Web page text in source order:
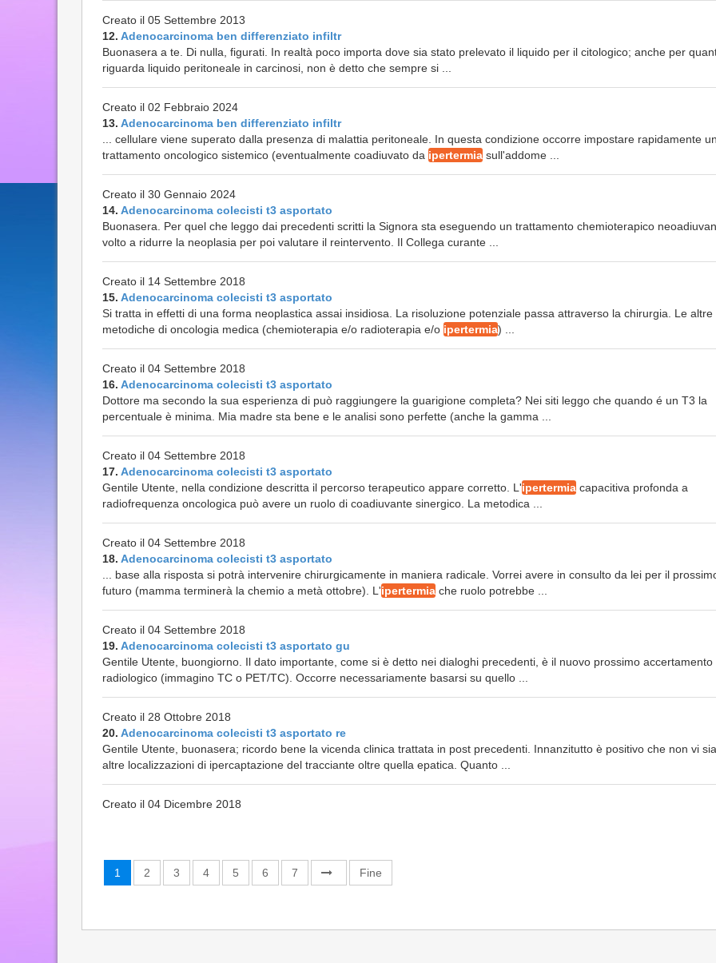
Creato il 05 Settembre 2013
12. Adenocarcinoma ben differenziato infiltr
Buonasera a te. Di nulla, figurati. In realtà poco importa dove sia stato prelevato il liquido per il citologico; anche per
riguarda liquido peritoneale in carcinosi, non è detto che sempre si ...
Creato il 02 Febbraio 2024
13. Adenocarcinoma ben differenziato infiltr
... cellulare viene superato dalla presenza di malattia peritoneale. In questa condizione occorre impostare rapidamente
trattamento oncologico sistemico (eventualmente coadiuvato da ipertermia sull'addome ...
Creato il 30 Gennaio 2024
14. Adenocarcinoma colecisti t3 asportato
Buonasera. Per quel che leggo dai precedenti scritti la Signora sta eseguendo un trattamento chemioterapico
volto a ridurre la neoplasia per poi valutare il reintervento. Il Collega curante ...
Creato il 14 Settembre 2018
15. Adenocarcinoma colecisti t3 asportato
Si tratta in effetti di una forma neoplastica assai insidiosa. La risoluzione potenziale passa attraverso la chirurgia. Le altre
metodiche di oncologia medica (chemioterapia e/o radioterapia e/o ipertermia) ...
Creato il 04 Settembre 2018
16. Adenocarcinoma colecisti t3 asportato
Dottore ma secondo la sua esperienza di può raggiungere la guarigione completa? Nei siti leggo che quando é un T3 la
percentuale è minima. Mia madre sta bene e le analisi sono perfette (anche la gamma ...
Creato il 04 Settembre 2018
17. Adenocarcinoma colecisti t3 asportato
Gentile Utente, nella condizione descritta il percorso terapeutico appare corretto. L'ipertermia capacitiva profonda a
radiofrequenza oncologica può avere un ruolo di coadiuvante sinergico. La metodica ...
Creato il 04 Settembre 2018
18. Adenocarcinoma colecisti t3 asportato
... base alla risposta si potrà intervenire chirurgicamente in maniera radicale. Vorrei avere in consulto da lei per il
futuro (mamma terminerà la chemio a metà ottobre). L'ipertermia che ruolo potrebbe ...
Creato il 04 Settembre 2018
19. Adenocarcinoma colecisti t3 asportato gu
Gentile Utente, buongiorno. Il dato importante, come si è detto nei dialoghi precedenti, è il nuovo prossimo accertamento
radiologico (immagino TC o PET/TC). Occorre necessariamente basarsi su quello ...
Creato il 28 Ottobre 2018
20. Adenocarcinoma colecisti t3 asportato re
Gentile Utente, buonasera; ricordo bene la vicenda clinica trattata in post precedenti. Innanzitutto è positivo che non vi
altre localizzazioni di ipercaptazione del tracciante oltre quella epatica. Quanto ...
Creato il 04 Dicembre 2018
1 2 3 4 5 6 7 Fine